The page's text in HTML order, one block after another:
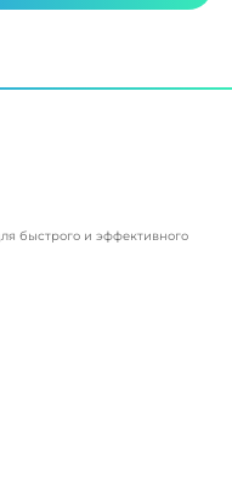
быстрого и эффективного